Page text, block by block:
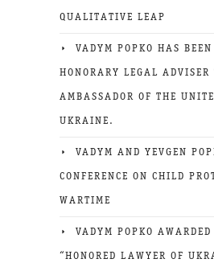
QUALITATIVE LEAP
VADYM POPKO HAS
HONORARY LEGAL ADVISER
AMBASSADOR OF THE
UKRAINE.
VADYM AND YEVGEN
CONFERENCE ON CHILD
WARTIME
VADYM POPKO
“HONORED LAWYER OF